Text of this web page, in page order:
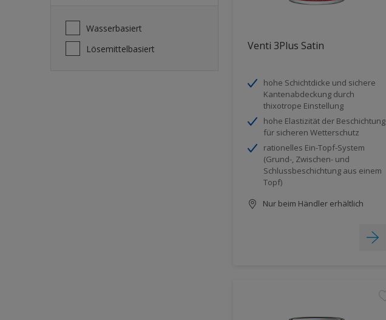
Tuchmatt
wasserbasiert
lösemittelbasiert
Venti 3Plus Satin
hohe Schichtdicke und sichere
Kantenabdeckung durch
thixotrope Einstellung
hohe Elastizität der Beschichtung
für sicheren Wetterschutz
rationelles Ein-Topf-System
(Grund-, Zwischen- und
Schlussbeschichtung aus einem
Topf)
Nur beim Händler erhältlich